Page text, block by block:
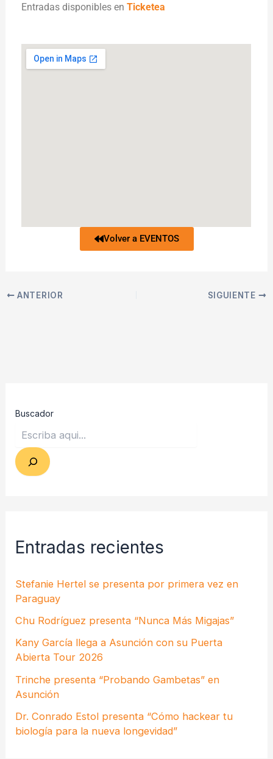
Entradas disponibles enTicketea
Volver a EVENTOS
ANTERIOR SIGUIENTE
Buscador
Entradas recientes
Stefanie Hertel se presenta por primera vez en
Paraguay
Chu Rodríguez presenta “Nunca Más Migajas”
Kany García llega a Asunción con su Puerta
Abierta Tour 2026
Trinche presenta “Probando Gambetas” en
Asunción
Dr. Conrado Estol presenta “Cómo hackear tu
biología para la nueva longevidad”